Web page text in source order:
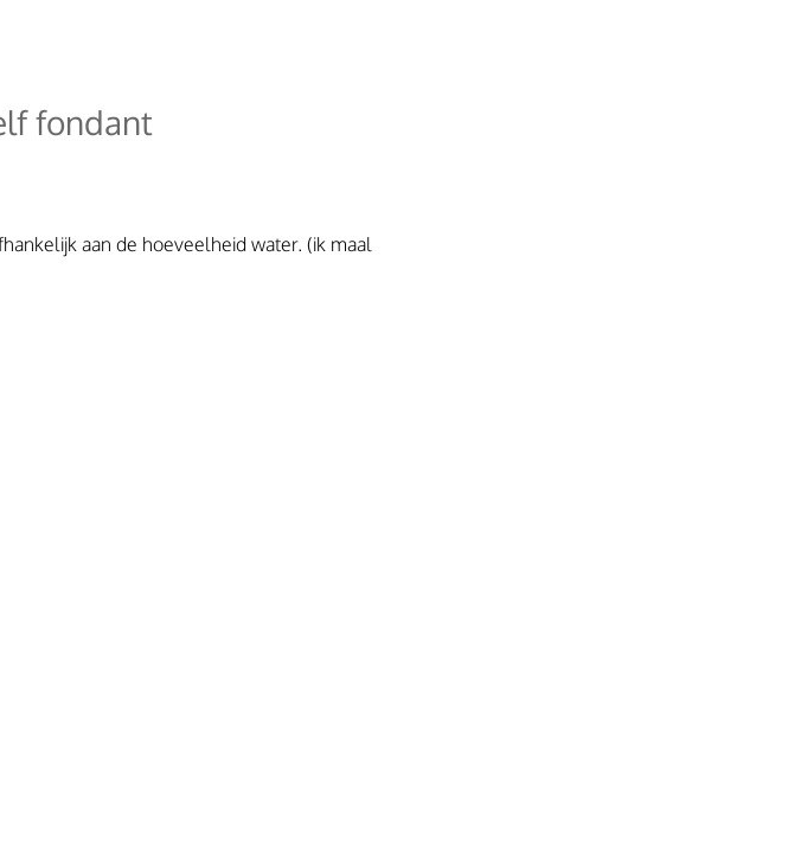
fondant
aan de hoeveelheid water. (ik maal